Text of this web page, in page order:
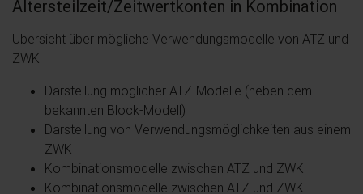
Altersteilzeit/Zeitwertkonten in Kombination
Übersicht über mögliche Verwendungsmodelle von ATZ und
ZWK
Darstellung möglicher ATZ-Modelle (neben dem
bekannten Block-Modell)
Darstellung von Verwendungsmöglichkeiten aus einem
ZWK
Kombinationsmodelle zwischen ATZ und ZWK
Kombinationsmodelle zwischen ATZ und ZWK